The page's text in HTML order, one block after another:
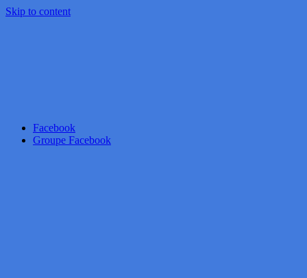
Skip to content
Facebook
Groupe Facebook